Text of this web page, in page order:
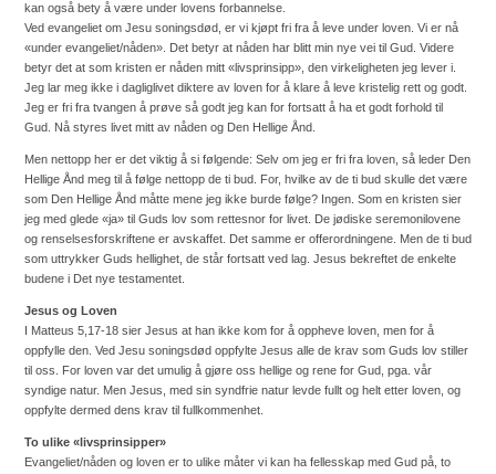
kan også bety å være under lovens forbannelse.
Ved evangeliet om Jesu soningsdød, er vi kjøpt fri fra å leve under loven. Vi er nå
«under evangeliet/nåden». Det betyr at nåden har blitt min nye vei til Gud. Videre
betyr det at som kristen er nåden mitt «livsprinsipp», den virkeligheten jeg lever i.
Jeg lar meg ikke i dagliglivet diktere av loven for å klare å leve kristelig rett og godt.
Jeg er fri fra tvangen å prøve så godt jeg kan for fortsatt å ha et godt forhold til
Gud. Nå styres livet mitt av nåden og Den Hellige Ånd.
Men nettopp her er det viktig å si følgende: Selv om jeg er fri fra loven, så leder Den
Hellige Ånd meg til å følge nettopp de ti bud. For, hvilke av de ti bud skulle det være
som Den Hellige Ånd måtte mene jeg ikke burde følge? Ingen. Som en kristen sier
jeg med glede «ja» til Guds lov som rettesnor for livet. De jødiske seremonilovene
og renselsesforskriftene er avskaffet. Det samme er offerordningene. Men de ti bud
som uttrykker Guds hellighet, de står fortsatt ved lag. Jesus bekreftet de enkelte
budene i Det nye testamentet.
Jesus og Loven
I Matteus 5,17-18 sier Jesus at han ikke kom for å oppheve loven, men for å
oppfylle den. Ved Jesu soningsdød oppfylte Jesus alle de krav som Guds lov stiller
til oss. For loven var det umulig å gjøre oss hellige og rene for Gud, pga. vår
syndige natur. Men Jesus, med sin syndfrie natur levde fullt og helt etter loven, og
oppfylte dermed dens krav til fullkommenhet.
To ulike «livsprinsipper»
Evangeliet/nåden og loven er to ulike måter vi kan ha fellesskap med Gud på, to